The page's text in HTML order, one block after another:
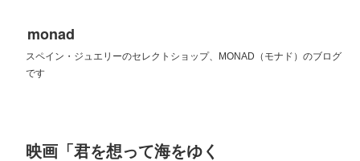
monad
スペイン・ジュエリーのセレクトショップ、MONAD（モナド）のブログ
です
映画「君を想って海をゆく